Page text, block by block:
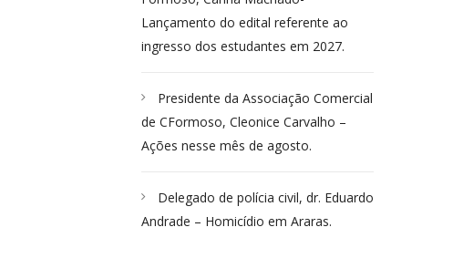
Lançamento do edital referente ao
ingresso dos estudantes em 2027.
Presidente da Associação Comercial
de CFormoso, Cleonice Carvalho –
Ações nesse mês de agosto.
Delegado de polícia civil, dr. Eduardo
Andrade – Homicídio em Araras.